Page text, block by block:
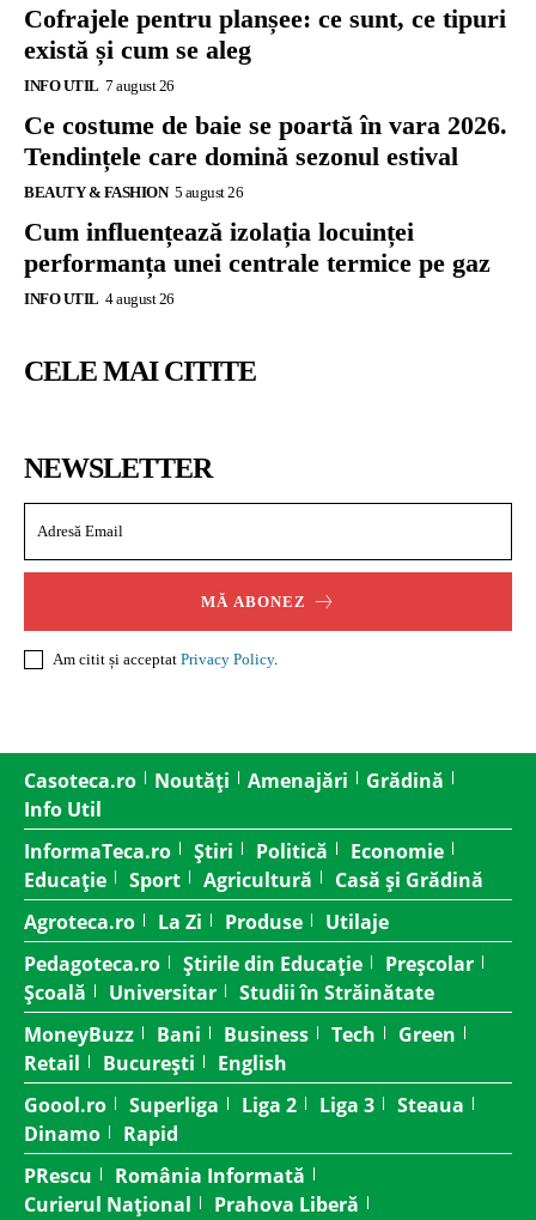
Cofrajele pentru planșee: ce sunt, ce tipuri
există și cum se aleg
INFO UTIL 7 august 26
Ce costume de baie se poartă în vara 2026.
Tendințele care domină sezonul estival
BEAUTY & FASHION 5 august 26
Cum influențează izolația locuinței
performanța unei centrale termice pe gaz
INFO UTIL 4 august 26
CELE MAI CITITE
NEWSLETTER
MĂ ABONEZ
Am citit și acceptat Privacy Policy.
Casoteca.ro Noutăți Amenajări
Grădină
Info Util
InformaTeca.ro
Știri Politică
Economie
Educație
Sport Agricultură
Casă și Grădină
Agroteca.ro
La Zi Produse
Utilaje
Pedagoteca.ro
Știrile din Educație
Preșcolar
Școală
Universitar
Studii în Străinătate
MoneyBuzz
Bani Business Tech
Green
Retail
București
English
Goool.ro
Superliga Liga 2 Liga 3
Steaua
Dinamo
Rapid
PRescu
România Informată
Curierul Național
Prahova Liberă